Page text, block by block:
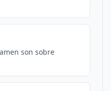
son sobre